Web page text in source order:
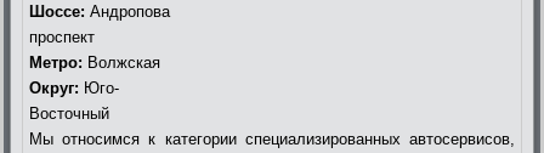
Шоссе: Андропова
проспект
Метро: Волжская
Округ: Юго-
Восточный
Мы относимся к категории специализированных автосервисов,